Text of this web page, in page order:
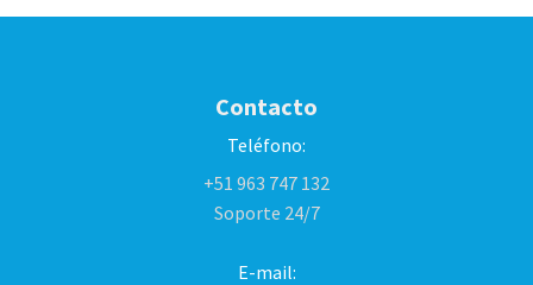
Contacto
Teléfono:
+51 963 747 132
Soporte 24/7
E-mail: